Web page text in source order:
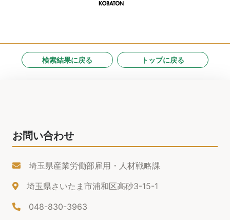
検索結果に戻る トップに戻る
お問い合わせ
埼玉県産業労働部雇用・人材戦略課
埼玉県さいたま市浦和区高砂3-15-1
048-830-3963